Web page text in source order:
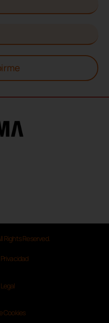
Reserved.
Cookies